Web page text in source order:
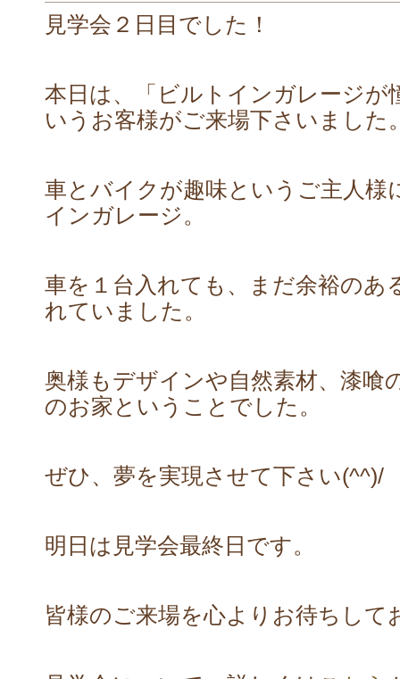
見学会２日目でした！
本日は、「ビルトインガレージが
いうお客様がご来場下さいました
車とバイクが趣味というご主人様
インガレージ。
車を１台入れても、まだ余裕のあ
れていました。
奥様もデザインや自然素材、漆喰
のお家ということでした。
ぜひ、夢を実現させて下さい(^^)/
明日は見学会最終日です。
皆様のご来場を心よりお待ちして